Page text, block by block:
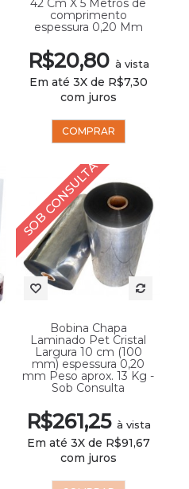
42 Cm X 5 Metros de
comprimento
espessura 0,20 Mm
R$20,80 à vista
Em até 3X de R$7,30
com juros
COMPRAR
SOB CONSULTA
Bobina Chapa
Laminado Pet Cristal
Largura 10 cm (100
mm) espessura 0,20
mm Peso aprox. 13 Kg -
Sob Consulta
R$261,25 à vista
Em até 3X de R$91,67
com juros